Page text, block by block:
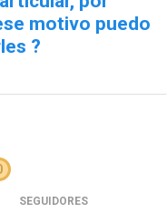
motivo puedo
?
SEGUIDORES